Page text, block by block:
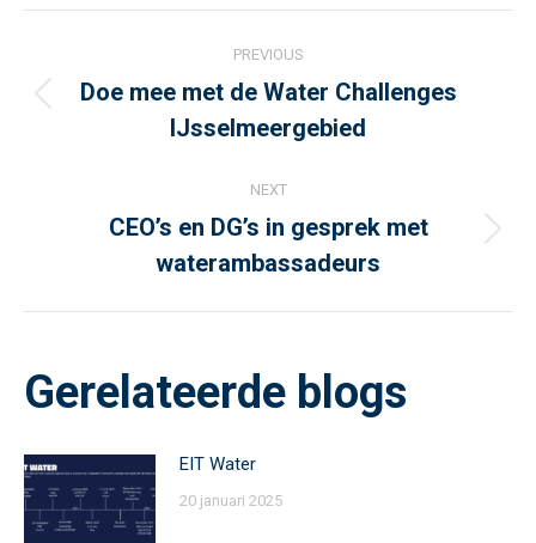
navigation
PREVIOUS
Previous
post:
Doe mee met de Water Challenges
IJsselmeergebied
NEXT
Next
post:
CEO’s en DG’s in gesprek met
waterambassadeurs
Gerelateerde blogs
EIT Water
20 januari 2025